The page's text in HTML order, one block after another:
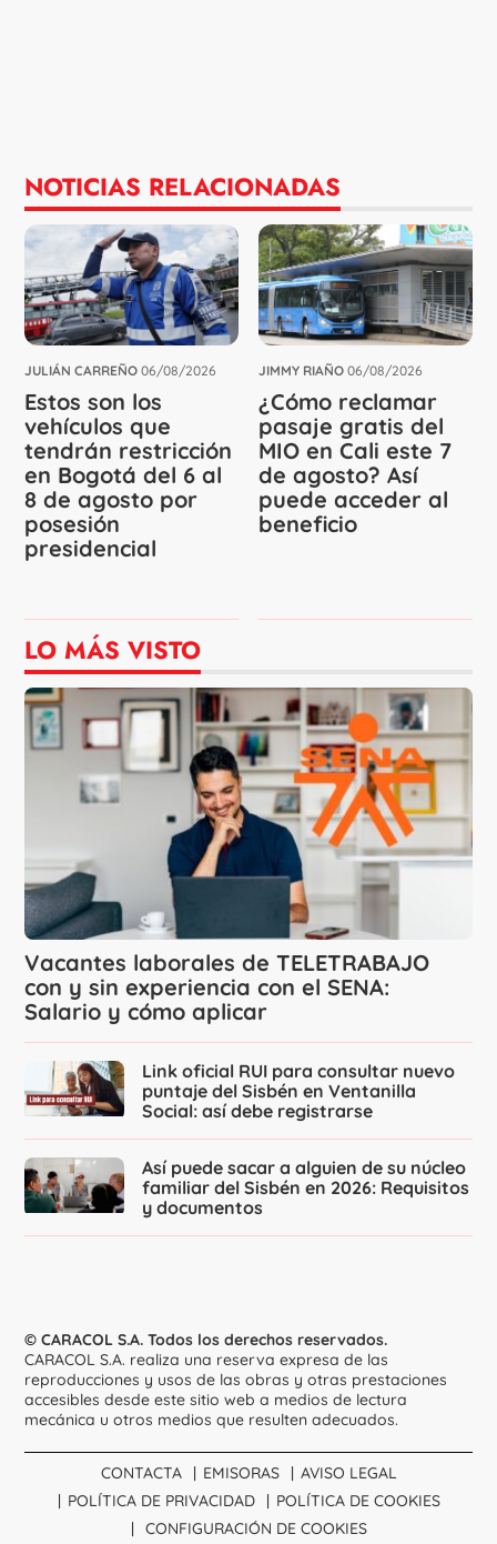
NOTICIAS RELACIONADAS
JULIÁN CARREÑO 06/08/2026
Estos son los
vehículos que
tendrán restricción
en Bogotá del 6 al
8 de agosto por
posesión
presidencial
JIMMY RIAÑO 06/08/2026
¿Cómo reclamar
pasaje gratis del
MIO en Cali este 7
de agosto? Así
puede acceder al
beneficio
LO MÁS VISTO
Vacantes laborales de TELETRABAJO
con y sin experiencia con el SENA:
Salario y cómo aplicar
Link oficial RUI para consultar nuevo
puntaje del Sisbén en Ventanilla
Social: así debe registrarse
Así puede sacar a alguien de su núcleo
familiar del Sisbén en 2026: Requisitos
y documentos
© CARACOL S.A. Todos los derechos reservados.
CARACOL S.A. realiza una reserva expresa de las
reproducciones y usos de las obras y otras prestaciones
accesibles desde este sitio web a medios de lectura
mecánica u otros medios que resulten adecuados.
CONTACTA EMISORAS
AVISO LEGAL
POLÍTICA DE PRIVACIDAD
POLÍTICA DE COOKIES
CONFIGURACIÓN DE COOKIES